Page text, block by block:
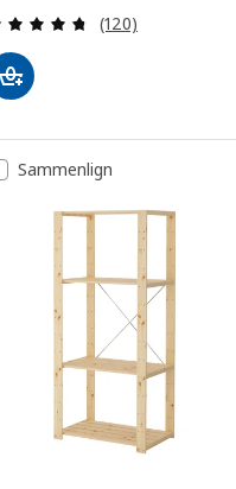
stjerner. Samlede
Gjennomgang:
(120)
Sammenlign